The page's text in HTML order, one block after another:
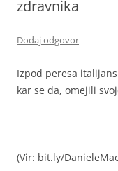
zdravnika
Dodaj odgovor
Izpod peresa
kar se da, omejili
(Vir: bit.ly/